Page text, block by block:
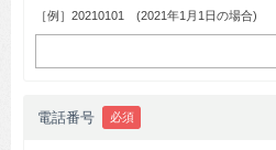
［例］20210101 (2021年1月1日の場合)
電話番号 必須